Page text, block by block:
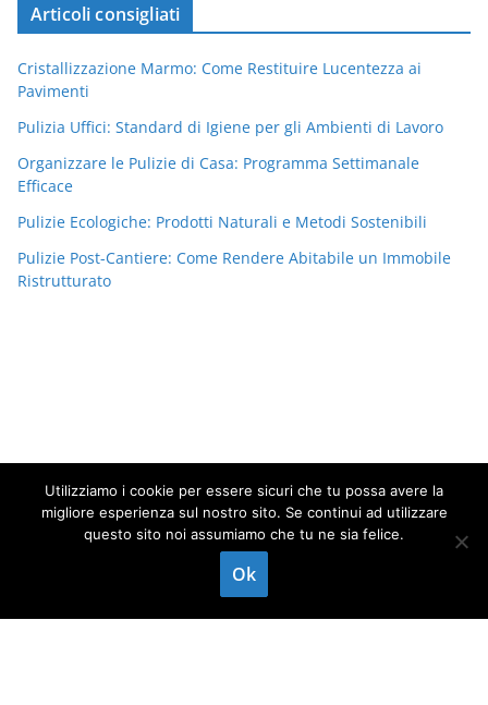
Articoli consigliati
Cristallizzazione Marmo: Come Restituire Lucentezza ai
Pavimenti
Pulizia Uffici: Standard di Igiene per gli Ambienti di Lavoro
Organizzare le Pulizie di Casa: Programma Settimanale
Efficace
Pulizie Ecologiche: Prodotti Naturali e Metodi Sostenibili
Pulizie Post-Cantiere: Come Rendere Abitabile un Immobile
Ristrutturato
Impresa di pulizie
. Tutti i diritti riservati.
di ThemeGrill. Powered by
WhatsApp
Utilizziamo i cookie per essere sicuri che tu possa avere la
migliore esperienza sul nostro sito. Se continui ad utilizzare
questo sito noi assumiamo che tu ne sia felice.
Ok